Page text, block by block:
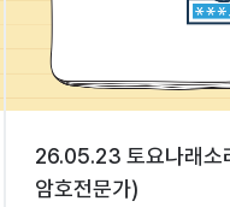
26.05.23 토요나래소
암호전문가)